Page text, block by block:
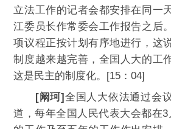
立法工作的记者会都安排在同一
江委员长作常委会工作报告之后
项议程正按计划有序地进行，这
制度越来越完善，全国人大的工
这是民主的制度化。[15：04]
[阚珂]全国人大依法通过会
道，每年全国人民代表大会都在